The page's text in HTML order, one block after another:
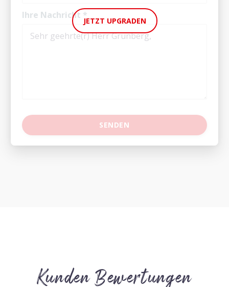
JETZT UPGRADEN
Ihre Nachricht *
Kunden Bewertungen